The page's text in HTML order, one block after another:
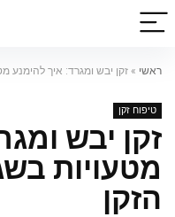
ראשי » זקן יבש ומגרד: איך להימנע
טיפוח זקן
זקן יבש
מטעויות
הזקן